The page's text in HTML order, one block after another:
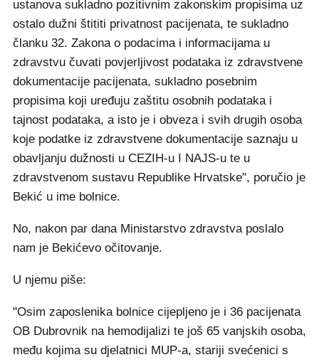
ustanova sukladno pozitivnim zakonskim propisima uz
ostalo dužni štititi privatnost pacijenata, te sukladno
članku 32. Zakona o podacima i informacijama u
zdravstvu čuvati povjerljivost podataka iz zdravstvene
dokumentacije pacijenata, sukladno posebnim
propisima koji uređuju zaštitu osobnih podataka i
tajnost podataka, a isto je i obveza i svih drugih osoba
koje podatke iz zdravstvene dokumentacije saznaju u
obavljanju dužnosti u CEZIH-u I NAJS-u te u
zdravstvenom sustavu Republike Hrvatske", poručio je
Bekić u ime bolnice.
No, nakon par dana Ministarstvo zdravstva poslalo
nam je Bekićevo očitovanje.
U njemu piše:
"Osim zaposlenika bolnice cijepljeno je i 36 pacijenata
OB Dubrovnik na hemodijalizi te još 65 vanjskih osoba,
među kojima su djelatnici MUP-a, stariji svećenici s